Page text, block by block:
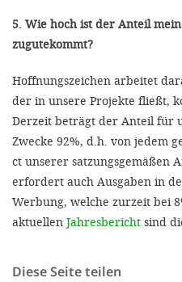
5. Wie hoch ist der Anteil
zugutekommt?
Hoffnungszeichen arbeitet
der in unsere Projekte fließt,
Derzeit beträgt der Anteil für
Zwecke 92%, d.h. von jedem
ct unserer satzungsgemäßen
erfordert auch Ausgaben in
Werbung, welche zurzeit bei
aktuellen Jahresbericht sind
Diese Seite teilen